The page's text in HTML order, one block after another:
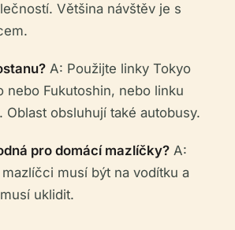
Většina návštěv je s
A: Použijte linky Tokyo
nebo Fukutoshin, nebo linku
Oblast obsluhují také autobusy.
pro domácí mazlíčky? A:
musí být na vodítku a
uklidit.